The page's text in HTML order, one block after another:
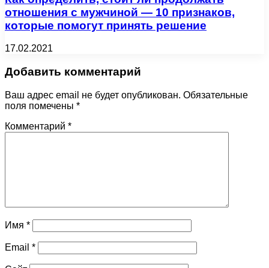
отношения с мужчиной — 10 признаков,
которые помогут принять решение
17.02.2021
Добавить комментарий
Ваш адрес email не будет опубликован. Обязательные
поля помечены *
Комментарий *
Имя *
Email *